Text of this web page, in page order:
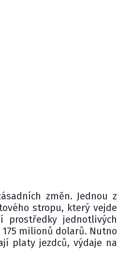
změn. Jednou z
stropu, který vejde
prostředky jednotlivých
milionů dolarů. Nutno
platy jezdců, výdaje na